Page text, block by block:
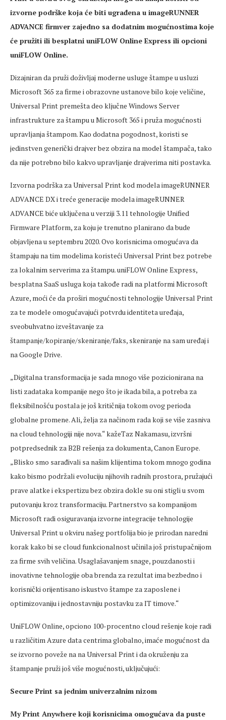
izvorne podrške koja će biti ugrađena u imageRUNNER
ADVANCE firmver zajedno sa dodatnim mogućnostima koje
će pružiti ili besplatni uniFLOW Online Express ili opcioni
uniFLOW Online.
Dizajniran da pruži doživljaj moderne usluge štampe u usluzi
Microsoft 365 za firme i obrazovne ustanove bilo koje veličine,
Universal Print premešta deo ključne Windows Server
infrastrukture za štampu u Microsoft 365 i pruža mogućnosti
upravljanja štampom. Kao dodatna pogodnost, koristi se
jedinstven generički drajver bez obzira na model štampača, tako
da nije potrebno bilo kakvo upravljanje drajverima niti postavka.
Izvorna podrška za Universal Print kod modela imageRUNNER
ADVANCE DX i treće generacije modela imageRUNNER
ADVANCE biće uključena u verziji 3.11 tehnologije Unified
Firmware Platform, za koju je trenutno planirano da bude
objavljena u septembru 2020. Ovo korisnicima omogućava da
štampaju na tim modelima koristeći Universal Print bez potrebe
za lokalnim serverima za štampu. uniFLOW Online Express,
besplatna SaaS usluga koja takođe radi na platformi Microsoft
Azure, moći će da proširi mogućnosti tehnologije Universal Print
za te modele omogućavajući potvrdu identiteta uređaja,
sveobuhvatno izveštavanje za
štampanje/kopiranje/skeniranje/faks, skeniranje na sam uređaj i
na Google Drive.
„Digitalna transformacija je sada mnogo više pozicionirana na
listi zadataka kompanije nego što je ikada bila, a potreba za
fleksibilnošću postala je još kritičnija tokom ovog perioda
globalne promene. Ali, želja za načinom rada koji se više zasniva
na cloud tehnologiji nije nova.“ kažeTaz Nakamasu, izvršni
potpredsednik za B2B rešenja za dokumenta, Canon Europe.
„Blisko smo sarađivali sa našim klijentima tokom mnogo godina
kako bismo podržali evoluciju njihovih radnih prostora, pružajući
prave alatke i ekspertizu bez obzira dokle su oni stigli u svom
putovanju kroz transformaciju. Partnerstvo sa kompanijom
Microsoft radi osiguravanja izvorne integracije tehnologije
Universal Print u okviru našeg portfolija bio je prirodan naredni
korak kako bi se cloud funkcionalnost učinila još pristupačnijom
za firme svih veličina. Usaglašavanjem snage, pouzdanosti i
inovativne tehnologije oba brenda za rezultat ima bezbedno i
korisnički orijentisano iskustvo štampe za zaposlene i
optimizovaniju i jednostavniju postavku za IT timove.“
UniFLOW Online, opciono 100-procentno cloud rešenje koje radi
u različitim Azure data centrima globalno, imaće mogućnost da
se izvorno poveže na na Universal Print i da okruženju za
štampanje pruži još više mogućnosti, uključujući:
Secure Print sa jednim univerzalnim nizom
My Print Anywhere koji korisnicima omogućava da puste